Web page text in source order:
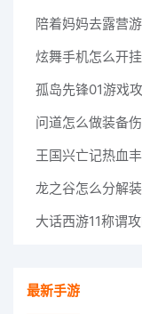
陪着妈妈去露营
炫舞手机怎么开
孤岛先锋01游戏
问道怎么做装备
王国兴亡记热血
龙之谷怎么分解
大话西游11称谓
最新手游